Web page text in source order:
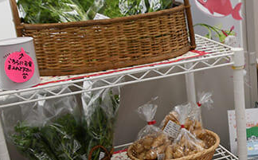
電子証明書方
契約法人電子証明書取得